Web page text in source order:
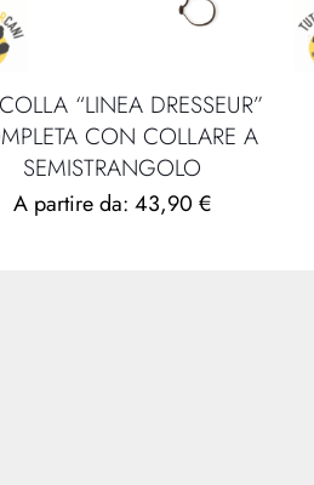
“LINEA DRESSEUR”
CON COLLARE A
SEMISTRANGOLO
A partire da:43,90€